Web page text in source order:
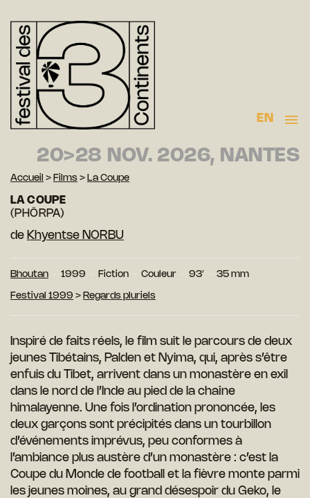
EN
20>28 NOV. 2026, NANTES
Accueil > Films > La Coupe
LA COUPE
(PHÖRPA)
de Khyentse NORBU
Bhoutan 1999 Fiction Couleur 93′ 35 mm
Festival 1999 > Regards pluriels
Inspiré de faits réels, le film suit le parcours de deux
jeunes Tibétains, Palden et Nyima, qui, après s’être
enfuis du Tibet, arrivent dans un monastère en exil
dans le nord de l’Inde au pied de la chaîne
himalayenne. Une fois l’ordination prononcée, les
deux garçons sont précipités dans un tourbillon
d’événements imprévus, peu conformes à
l’ambiance plus austère d’un monastère : c’est la
Coupe du Monde de football et la fièvre monte parmi
les jeunes moines, au grand désespoir du Geko, le